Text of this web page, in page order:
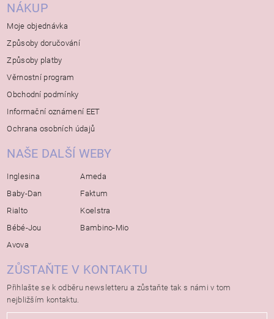
NÁKUP
Moje objednávka
Způsoby doručování
Způsoby platby
Věrnostní program
Obchodní podmínky
Informační oznámení EET
Ochrana osobních údajů
NAŠE DALŠÍ WEBY
Inglesina
Baby-Dan
Rialto
Bébé-Jou
Avova
Ameda
Faktum
Koelstra
Bambino-Mio
ZŮSTAŇTE V KONTAKTU
Přihlašte se k odběru newsletteru a zůstaňte tak s námi v tom
nejbližším kontaktu.